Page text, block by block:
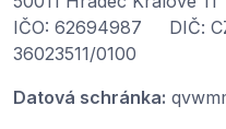
IČO: 62694987 DIČ:
36023511/0100
Datová schránka: